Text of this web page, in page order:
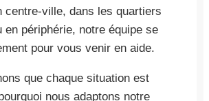
centre-ville, dans les quartiers
en périphérie, notre équipe se
pour vous venir en aide.
que chaque situation est
nous adaptons notre